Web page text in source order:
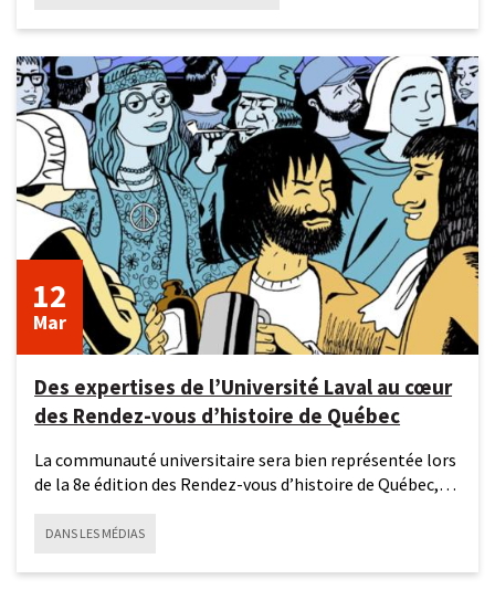
Des expertises de l’Université Laval au cœur
des Rendez-vous d’histoire de Québec
12
mars
2026
La communauté universitaire sera bien représentée lors
de la 8e édition des Rendez-vous d’histoire de Québec,
12
Mar
DANS LES MÉDIAS